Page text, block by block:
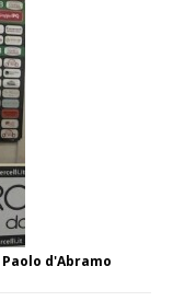
del
messa e
i mezzi storici della
Marazzato
di buon riscontro
d'Abramo